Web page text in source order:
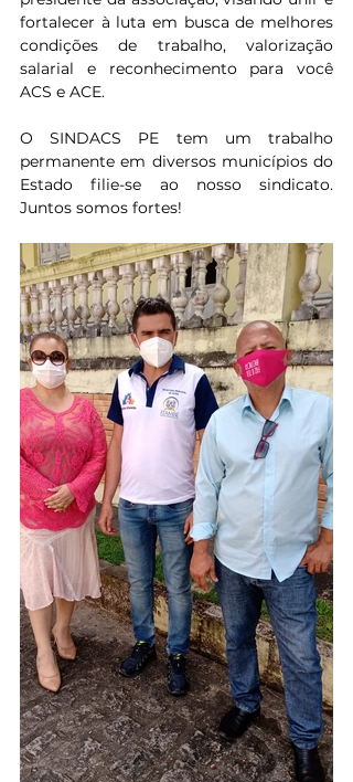
fortalecer à luta em busca de melhores
condições de trabalho, valorização
salarial e reconhecimento para você
ACS e ACE.
O SINDACS PE tem um trabalho
permanente em diversos municípios do
Estado filie-se ao nosso sindicato.
Juntos somos fortes!